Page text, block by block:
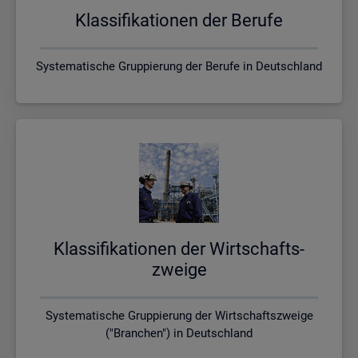
Klas­si­fi­ka­tio­nen der Be­ru­fe
Systematische Gruppierung der Berufe in Deutschland
Klas­si­fi­ka­tio­nen der Wirt­schafts­
zwei­ge
Systematische Gruppierung der Wirtschaftszweige
("Branchen") in Deutschland